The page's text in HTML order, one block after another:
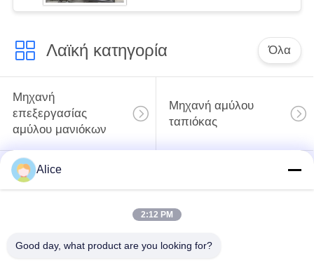
Λαϊκή κατηγορία Όλα
Μηχανή
επεξεργασίας
αμύλου μανιόκων
Μηχανή αμύλου
ταπιόκας
Μηχανή αμύλου
επεξεργασίας
Φυγοκεντρική αντλία
Αυτοματοποιημένος
Alice
2:12 PM
Good day, what product are you looking for?